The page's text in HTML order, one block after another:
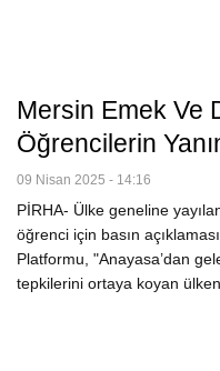
Mersin Emek Ve
Öğrencilerin
09 Nisan 2025 - 14:16
PİRHA- Ülke geneline
öğrenci için basın
Platformu, "Anayasa’dan
tepkilerini ortaya koyan